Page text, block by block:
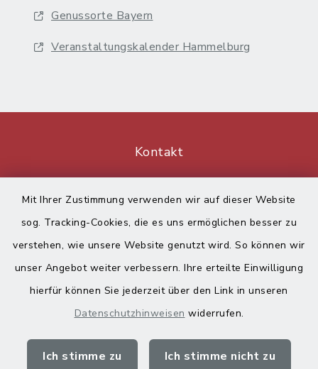
Mit Ihrer Zustimmung verwenden wir auf dieser Website
sog. Tracking-Cookies, die es uns ermöglichen besser zu
verstehen, wie unsere Website genutzt wird. So können wir
unser Angebot weiter verbessern. Ihre erteilte Einwilligung
hierfür können Sie jederzeit über den Link in unseren
Datenschutzhinweisen widerrufen.
Ich stimme zu Ich stimme nicht zu
Genussorte Bayern
Veranstaltungskalender Hammelburg
Kontakt
Datenschutz
Impressum
Sitemap
Cookie-Einstellungen